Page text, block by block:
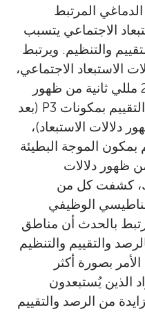
فيما يتعلق
توظيف الجهد
الكهربائي
المغناطيسي
السلوكية
نقاط القوة
السلبية/
الماضية أصبحت
بعلم النفس
الكتب في التعلم
الأحيان أعتمد على
المرتبط
الاجتماعي يتسبب
والتنظيم. ويرتبط
الاستبعاد الاجتماعي،
بمكونات N2 (بعد حوالي 200 مللي ثانية من ظهور
دلالات الاستبعاد)، كما يرتبط التقييم بمكونات P3 (بعد
ظهور دلالات الاستبعاد)،
الموجة البطيئة
ثانية من ظهور دلالات
كشفت كل من
الوظيفي
بالحدث أن مناطق
والتقييم والتنظيم
بصورة أكثر
الذين يُستبعدون
من الرصد والتقييم